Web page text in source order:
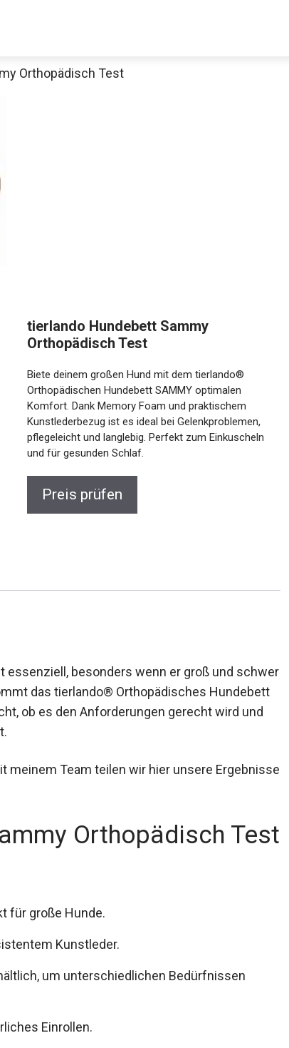
Orthopädisch Test
tierlando Hundebett Sammy
Orthopädisch Test
Biete deinem großen Hund mit dem tierlando®
Orthopädischen Hundebett SAMMY optimalen
Komfort. Dank Memory Foam und praktischem
Kunstlederbezug ist es ideal bei Gelenkproblemen,
pflegeleicht und langlebig. Perfekt zum Einkuscheln
und für gesunden Schlaf.
Preis prüfen
essenziell, besonders wenn er groß und schwer
das tierlando® Orthopädisches Hundebett
ob es den Anforderungen gerecht wird und
meinem Team teilen wir hier unsere Ergebnisse
Orthopädisch Test
für große Hunde.
Kunstleder.
um unterschiedlichen Bedürfnissen
Einrollen.